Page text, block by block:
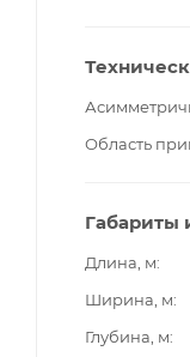
Область
Габариты
Длина, м
Ширина, м
Глубина, м